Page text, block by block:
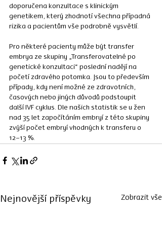
doporučena konzultace s klinickým
genetikem, který zhodnotí všechna případná
rizika a pacientům vše podrobně vysvětlí.
Pro některé pacienty může být transfer
embrya ze skupiny „Transferovatelné po
genetické konzultaci“ poslední nadějí na
početí zdravého potomka. Jsou to především
případy, kdy není možné ze zdravotních,
časových nebo jiných důvodů podstoupit
další IVF cyklus. Dle našich statistik se u žen
nad 35 let započítáním embryí z této skupiny
zvýší počet embryí vhodných k transferu o
12–13 %.
Nejnovější příspěvky Zobrazit vše